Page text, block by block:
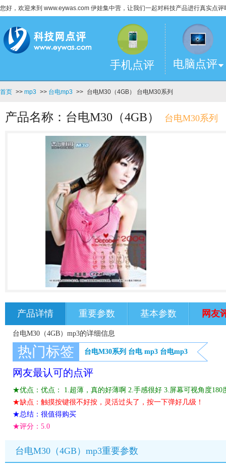
您好，欢迎来到 www.eywas.com 伊娃集中营，让我们一起对科技产品进行真实点评
手机点评 电脑点评
首页 >> mp3 >> 台电mp3 >> 台电M30（4GB） 台电M30系列
产品名称：台电M30（4GB） 台电M30系列
产品详情 重要参数 基本参数 网友
台电M30（4GB）mp3的详细信息
热门标签 台电M30系列 台电 mp3 台电mp3
网友最认可的点评
★优点：优点： 1.超薄，真的好薄啊 2.手感很好 3.屏幕可视角度180
★缺点：触摸按键很不好按，灵活过头了，按一下弹好几级！
★总结：很值得购买
★评分： 5.0
台电M30（4GB）mp3重要参数